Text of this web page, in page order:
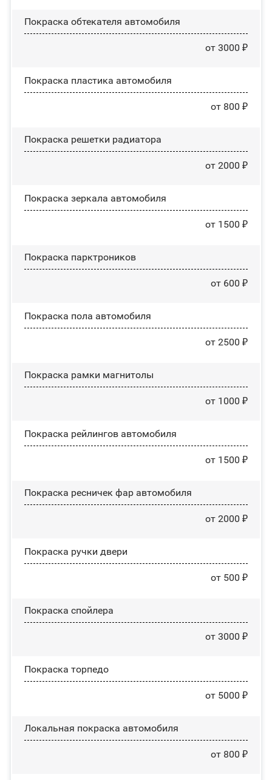
Покраска обтекателя автомобиля
от 3000 ₽
Покраска пластика автомобиля
от 800 ₽
Покраска решетки радиатора
от 2000 ₽
Покраска зеркала автомобиля
от 1500 ₽
Покраска парктроников
от 600 ₽
Покраска пола автомобиля
от 2500 ₽
Покраска рамки магнитолы
от 1000 ₽
Покраска рейлингов автомобиля
от 1500 ₽
Покраска ресничек фар автомобиля
от 2000 ₽
Покраска ручки двери
от 500 ₽
Покраска спойлера
от 3000 ₽
Покраска торпедо
от 5000 ₽
Локальная покраска автомобиля
от 800 ₽